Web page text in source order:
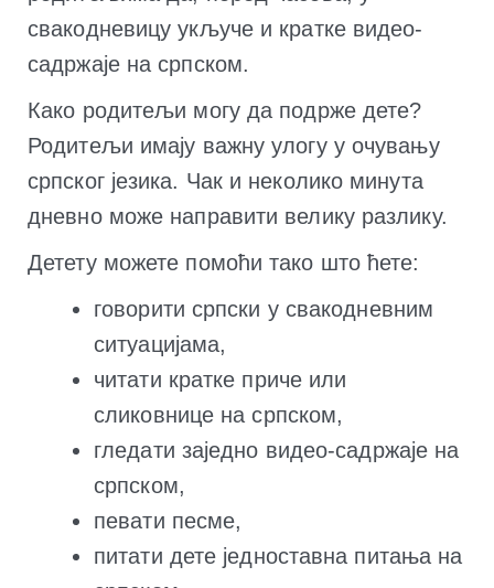
свакодневицу укључе и кратке видео-
садржаје на српском.
Како родитељи могу да подрже дете?
Родитељи имају важну улогу у очувању
српског језика. Чак и неколико минута
дневно може направити велику разлику.
Детету можете помоћи тако што ћете:
говорити српски у свакодневним
ситуацијама,
читати кратке приче или
сликовнице на српском,
гледати заједно видео-садржаје на
српском,
певати песме,
питати дете једноставна питања на